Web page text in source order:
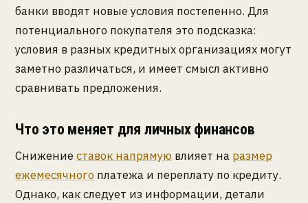
банки вводят новые условия постепенно. Для
потенциального покупателя это подсказка:
условия в разных кредитных организациях могут
заметно различаться, и имеет смысл активно
сравнивать предложения.
Что это меняет для личных финансов
Снижение ставок напрямую влияет на размер
ежемесячного платежа и переплату по кредиту.
Однако, как следует из информации, детали